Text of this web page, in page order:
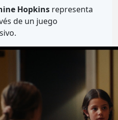
Hopkins representa
de un juego